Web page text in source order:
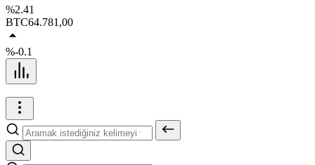
%2.41
BTC64.781,00
%-0.1